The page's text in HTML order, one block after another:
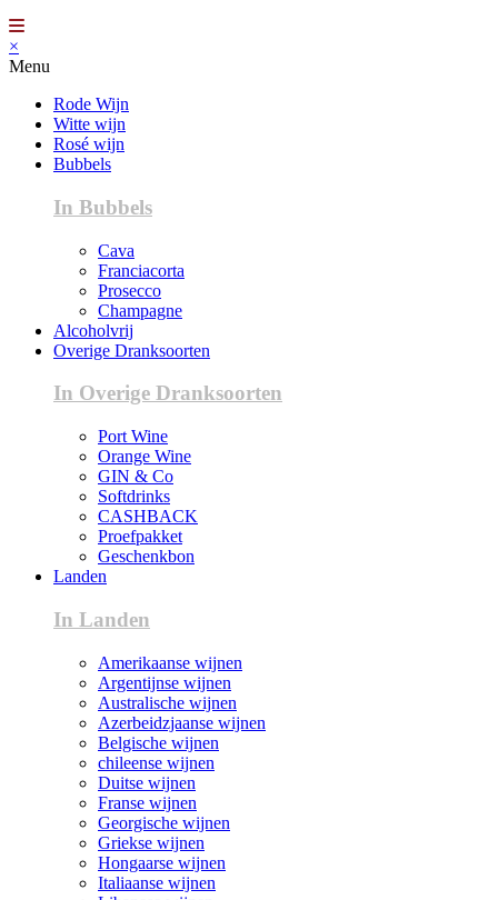
×
Menu
Rode Wijn
Witte wijn
Rosé wijn
Bubbels
In Bubbels
Cava
Franciacorta
Prosecco
Champagne
Alcoholvrij
Overige Dranksoorten
In Overige Dranksoorten
Port Wine
Orange Wine
GIN & Co
Softdrinks
CASHBACK
Proefpakket
Geschenkbon
Landen
In Landen
Amerikaanse wijnen
Argentijnse wijnen
Australische wijnen
Azerbeidzjaanse wijnen
Belgische wijnen
chileense wijnen
Duitse wijnen
Franse wijnen
Georgische wijnen
Griekse wijnen
Hongaarse wijnen
Italiaanse wijnen